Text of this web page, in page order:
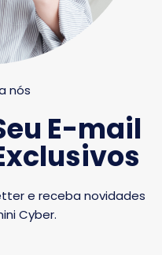
nós
E-mail
e receba novidades
Cyber.